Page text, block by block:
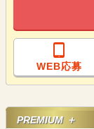
WEB応募
PREMIUM ＋